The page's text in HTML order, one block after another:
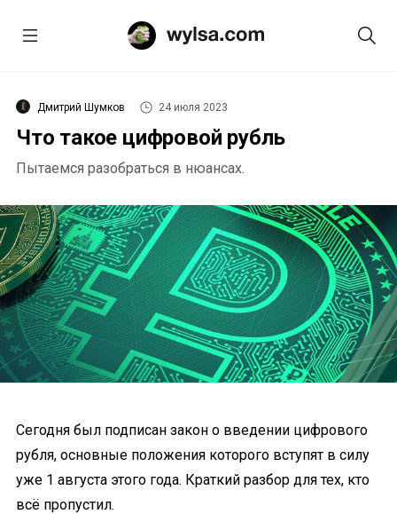
Дмитрий Шумков 24 июля 2023
Что такое цифровой рубль
Пытаемся разобраться в нюансах.
Сегодня был подписан закон о введении цифрового
рубля, основные положения которого вступят в силу
уже 1 августа этого года. Краткий разбор для тех, кто
всё пропустил.